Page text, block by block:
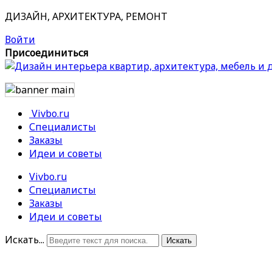
ДИЗАЙН, АРХИТЕКТУРА, РЕМОНТ
Войти
Присоединиться
Vivbo.ru
Специалисты
Заказы
Идеи и советы
Vivbo.ru
Специалисты
Заказы
Идеи и советы
Искать...
Искать